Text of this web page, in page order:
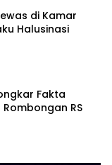
di Kamar
Halusinasi
Fakta
RS